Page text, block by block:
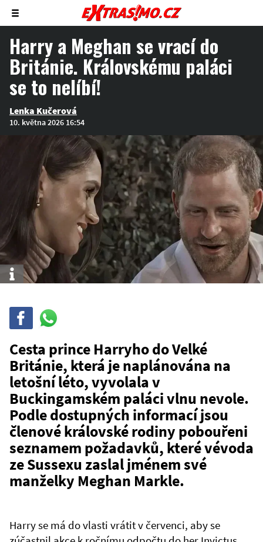
Zobrazit/skrýt
menu
Harry a Meghan se vrací do
Británie. Královskému paláci
se to nelíbí!
Lenka Kučerová
10. května 2026 16:54
Info
Sdílej
WhatsAppu
Cesta prince Harryho do Velké
Británie, která je naplánována na
letošní léto, vyvolala v
Buckingamském paláci vlnu nevole.
Podle dostupných informací jsou
členové královské rodiny pobouřeni
seznamem požadavků, které vévoda
ze Sussexu zaslal jménem své
manželky Meghan Markle.
Harry se má do vlasti vrátit v červenci, aby se